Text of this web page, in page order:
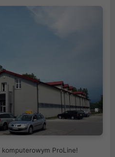
ProLine!